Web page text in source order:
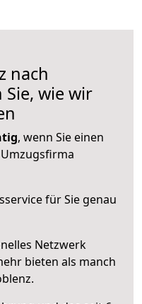
nach
wie wir
, wenn Sie einen
für Sie genau
Netzwerk
bieten als manch